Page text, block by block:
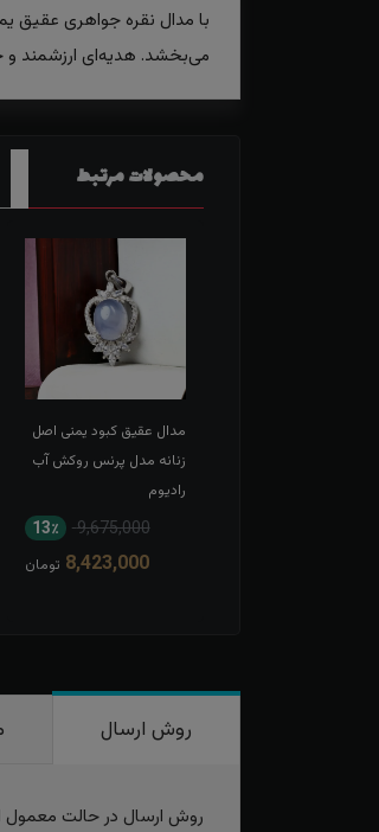
با مدال نقره جواهری عقیق
می‌بخشد. هدیه‌ای ارزشمند و
محصولات مرتبط
مدال عقیق کبود یمنی اصل
زنانه مدل پرنس روکش آب
رادیوم
9,675,000 13٪
8,423,000 تومان
روش ارسال
روش ارسال در حالت